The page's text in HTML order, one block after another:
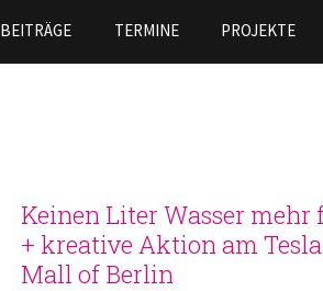
zum
Inhalt
BEITRÄGE TERMINE PROJEKTE
Keinen Liter Wasser mehr
+ kreative Aktion am
Mall of Berlin